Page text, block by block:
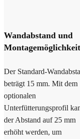
Wandabstand und
Der Standard-
beträgt 15 mm. Mit dem
optionalen
Unterfütterungsprofil
der Abstand auf 25 mm
erhöht werden, um